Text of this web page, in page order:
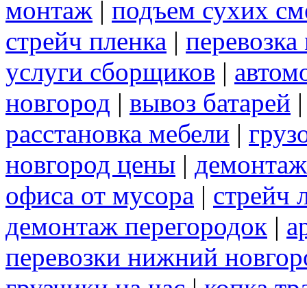
монтаж | подъем сухих
стрейч пленка |
услуги сборщиков |
новгород | вывоз батарей
расстановка мебели |
новгород цены | демонтаж
офиса от мусора | стрейч
демонтаж перегородок |
перевозки нижний